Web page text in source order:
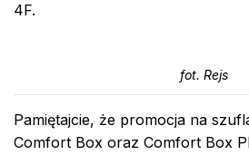
4F.
fot. Rejs
Pamiętajcie, że promocja na
Comfort Box oraz Comfort Box